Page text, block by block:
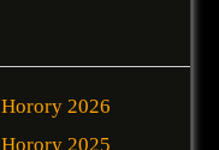
Horory 2026
Horory 2025